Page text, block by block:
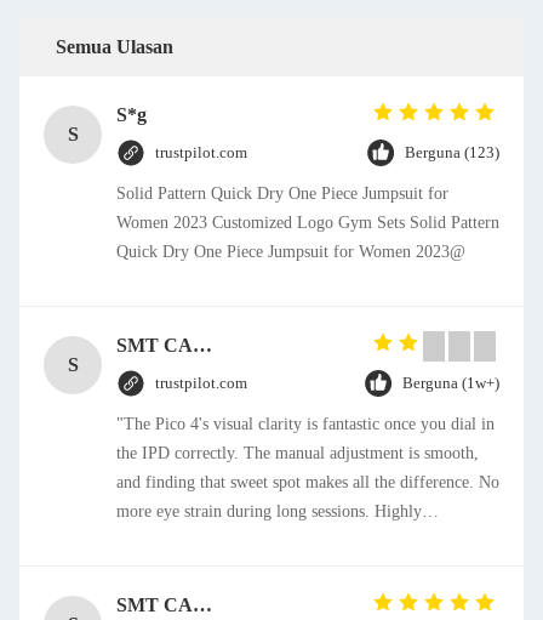
Semua Ulasan
S
S*g
trustpilot.com Berguna (123)
Solid Pattern Quick Dry One Piece Jumpsuit for
Women 2023 Customized Logo Gym Sets Solid Pattern
Quick Dry One Piece Jumpsuit for Women 2023@
S
SMT CAP Type Box Header Connector 1.27mm Pitch Gold Flash Contact Plating
trustpilot.com Berguna (1w+)
"The Pico 4's visual clarity is fantastic once you dial in
the IPD correctly. The manual adjustment is smooth,
and finding that sweet spot makes all the difference. No
more eye strain during long sessions. Highly
IPD correctly. The manual adjustment is smooth, and
SMT CAP Type Box Header Connector 1.27mm Pitch Gold Flash Contact Plating